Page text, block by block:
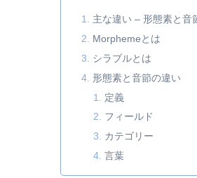
主な違い – 形態素と音
Morphemeとは
シラブルとは
形態素と音節の違い
定義
フィールド
カテゴリー
言葉